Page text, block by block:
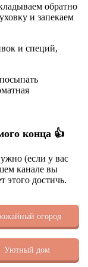
обратно
и запекаем
конца 👍
(если у вас
канале вы
этого достичь.
огород
Уютный дом